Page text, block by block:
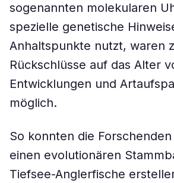
sogenannten molekularen
spezielle genetische
Anhaltspunkte nutzt, waren
Rückschlüsse auf das Alter
Entwicklungen und
möglich.
So konnten die
einen evolutionären
Tiefsee-Anglerfische